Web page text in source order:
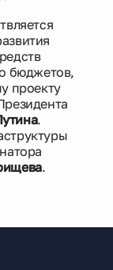
бюджетов,
проекту
.
.